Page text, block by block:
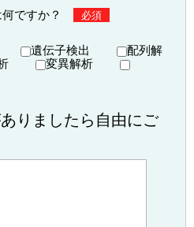
ですか？
必須
遺伝子検出
配列解
変異解析
りましたら自由にご